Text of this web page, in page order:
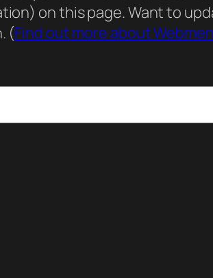
on this page. Want to
(Find out more about